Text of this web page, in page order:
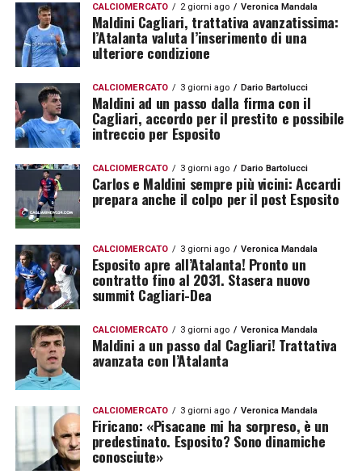
CALCIOMERCATO 2 giorni ago Veronica Mandala
Maldini Cagliari, trattativa avanzatissima:
l’Atalanta valuta l’inserimento di una
ulteriore condizione
CALCIOMERCATO 3 giorni ago Dario Bartolucci
Maldini ad un passo dalla firma con il
Cagliari, accordo per il prestito e possibile
intreccio per Esposito
CALCIOMERCATO 3 giorni ago Dario Bartolucci
Carlos e Maldini sempre più vicini: Accardi
prepara anche il colpo per il post Esposito
CALCIOMERCATO 3 giorni ago Veronica Mandala
Esposito apre all’Atalanta! Pronto un
contratto fino al 2031. Stasera nuovo
summit Cagliari-Dea
CALCIOMERCATO 3 giorni ago Veronica Mandala
Maldini a un passo dal Cagliari! Trattativa
avanzata con l’Atalanta
CALCIOMERCATO 3 giorni ago Veronica Mandala
Firicano: «Pisacane mi ha sorpreso, è un
predestinato. Esposito? Sono dinamiche
conosciute»